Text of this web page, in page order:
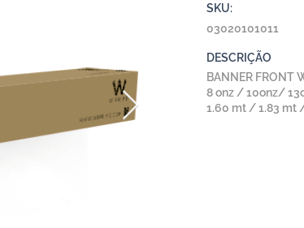
SKU:
03020101011
DESCRIÇÃO
BANNER FRONT
8 onz / 10onz/
1.60 mt / 1.83 mt